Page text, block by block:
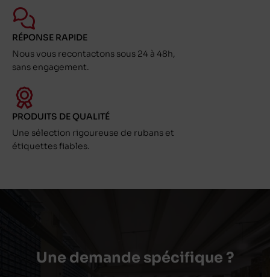
RÉPONSE RAPIDE
Nous vous recontactons sous 24 à 48h,
sans engagement.
PRODUITS DE QUALITÉ
Une sélection rigoureuse de rubans et
étiquettes fiables.
Une demande spécifique ?